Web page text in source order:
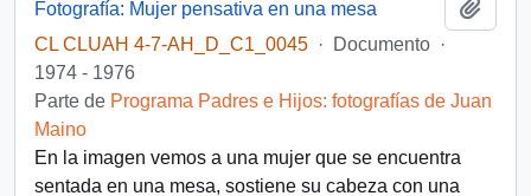
Fotografía: Mujer pensativa en una mesa
CL CLUAH 4-7-AH_D_C1_0045 · Documento ·
1974 - 1976
Parte de Programa Padres e Hijos: fotografías de Juan
Maino
En la imagen vemos a una mujer que se encuentra
sentada en una mesa, sostiene su cabeza con una